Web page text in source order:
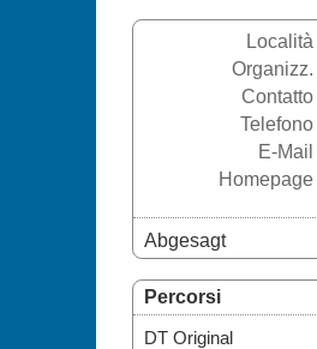
Località
Organizz.
Contatto
Telefono
E-Mail
Homepage
Abgesagt
Percorsi
DT Original